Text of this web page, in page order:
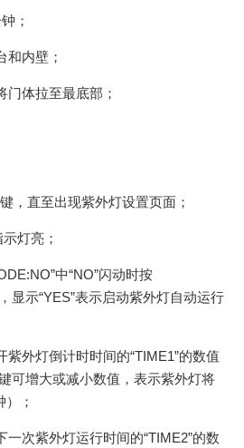
；
内壁；
体拉至最底部；
，直至出现紫外灯设置页面；
灯亮；
中“NO”闪动时按
显示“YES”表示启动紫外灯自动运行
外灯倒计时时间的“TIME1”的数值
可增大或减小数值，表示紫外灯将
；
次紫外灯运行时间的“TIME2”的数